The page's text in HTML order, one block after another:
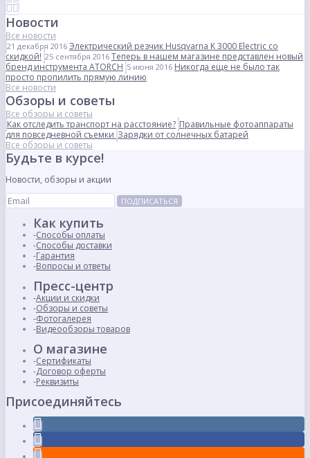
Новости
Все новости
21 декабря 2016 Электрический резчик Husqvarna K 3000 Electric со
скидкой! 25 сентября 2016 Теперь в нашем магазине представлен новый
бренд инструмента ATORCH 5 июня 2016 Никогда еще не было так
просто пропилить прямую линию
Все новости
Обзоры и советы
Все обзоры и советы
Как отследить транспорт на расстояние? Правильные фотоаппараты
для повседневной съемки Зарядки от солнечных батарей
Все обзоры и советы
Будьте в курсе!
Новости, обзоры и акции
ПОДПИСАТЬСЯ
Как купить
Способы оплаты
Способы доставки
Гарантия
Вопросы и ответы
Пресс-центр
Акции и скидки
Обзоры и советы
Фотогалерея
Видеообзоры товаров
О магазине
Сертификаты
Договор оферты
Реквизиты
Присоединяйтесь